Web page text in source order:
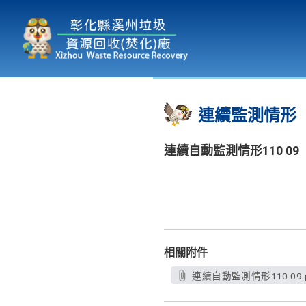
本廠簡介
:::
連續監測情形
連續自動監測情形110 09
相關附件
連續自動監測情形110